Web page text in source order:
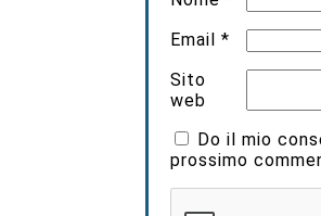
Email*
Sito
web
Do il mio
prossimo